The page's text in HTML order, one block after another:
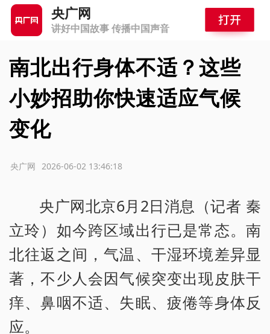
央广网
讲好中国故事 传播中国声音
南北出行身体不适？这些
小妙招助你快速适应气候
变化
2026-06-02 13:46:18
央广网
央广网北京6月2日消息（记者 秦
立玲）如今跨区域出行已是常态。南
北往返之间，气温、干湿环境差异显
著，不少人会因气候突变出现皮肤干
痒、鼻咽不适、失眠、疲倦等身体反
应。